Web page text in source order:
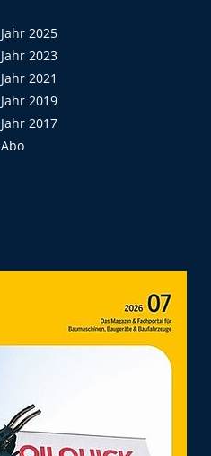
Jahr 2025
Jahr 2023
Jahr 2021
Jahr 2019
Jahr 2017
Abo